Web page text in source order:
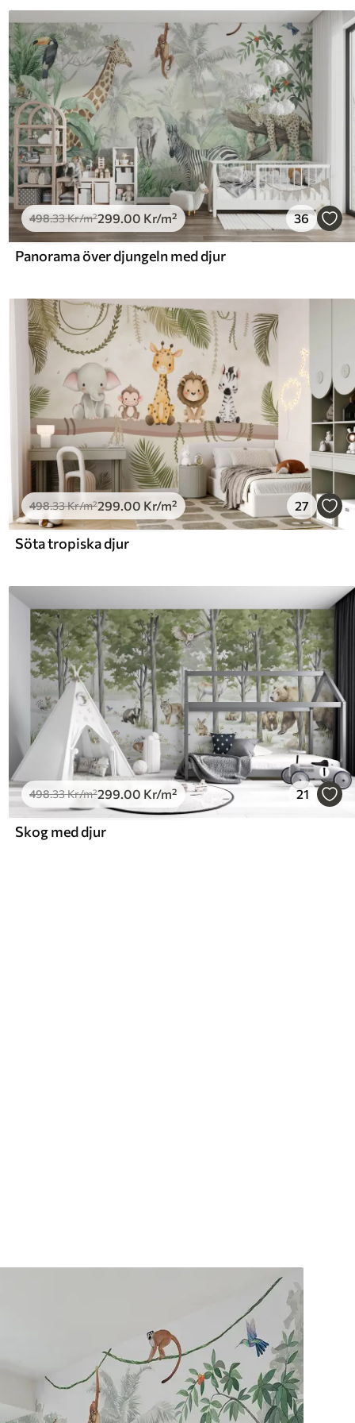
498.33Kr/m²299 .00 Kr/m² 36
Panorama över djungeln med djur
498.33Kr/m²299.00 Kr/m² 27
Söta tropiska djur
498.33Kr/m²299 .00 Kr/m² 21
Skog med djur